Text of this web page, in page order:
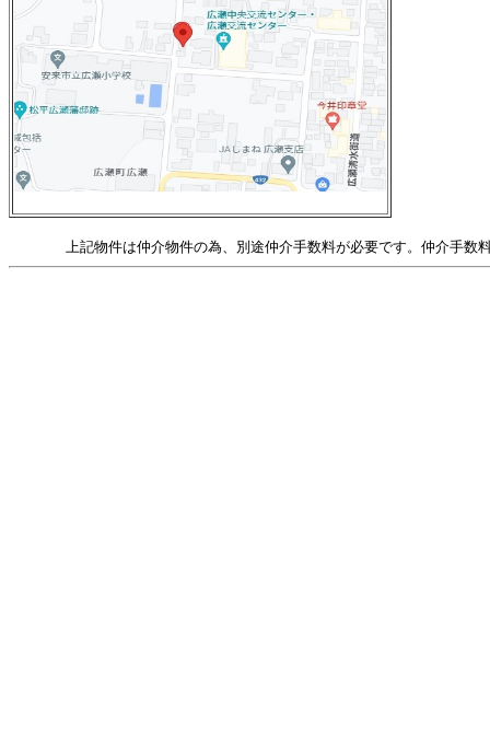
上記物件は仲介物件の為、別途仲介手数料が必要です。仲介手数料